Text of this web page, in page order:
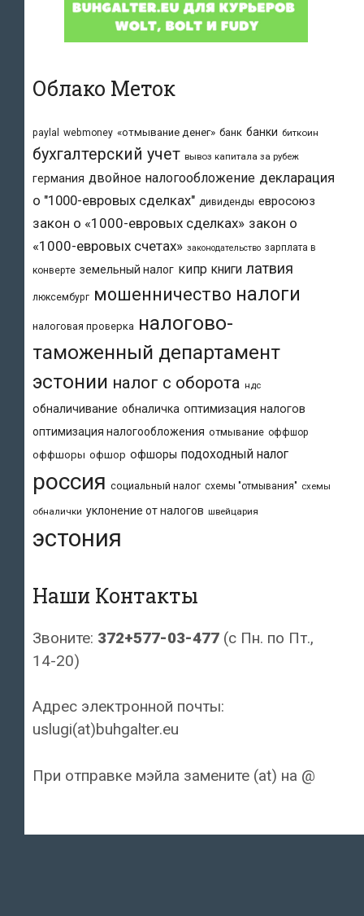
Облако Меток
paylal webmoney «отмывание денег» банк банки биткоин
бухгалтерский учет вывоз капитала за рубеж
германия двойное налогообложение декларация
о "1000-евровых сделках" дивиденды евросоюз
закон о «1000-евровых сделках» закон о
«1000-евровых счетах» законодательство зарплата в
конверте земельный налог кипр книги латвия
люксембург мошенничество налоги
налоговая проверка налогово-
таможенный департамент
эстонии налог с оборота ндс
обналичивание обналичка оптимизация налогов
оптимизация налогообложения отмывание оффшор
оффшоры офшор офшоры подоходный налог
россия социальный налог схемы "отмывания" схемы
обналички уклонение от налогов швейцария
эстония
Наши Контакты
Звоните: 372+577-03-477 (с Пн. по Пт.,
14-20)
Адрес электронной почты:
uslugi(at)buhgalter.eu
При отправке мэйла замените (at) на @